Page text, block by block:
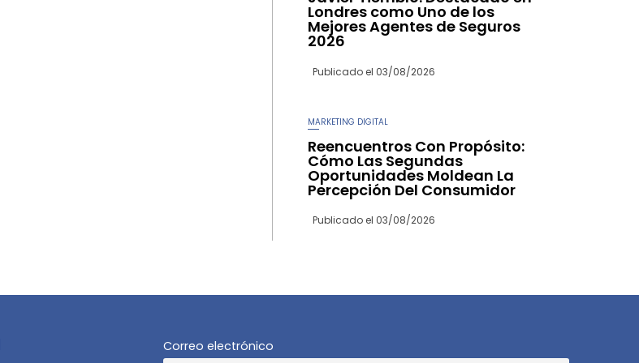
Londres como Uno de los
Mejores Agentes de Seguros
2026
Publicado el 03/08/2026
MARKETING DIGITAL
Reencuentros Con Propósito:
Cómo Las Segundas
Oportunidades Moldean La
Percepción Del Consumidor
Publicado el 03/08/2026
Correo electrónico